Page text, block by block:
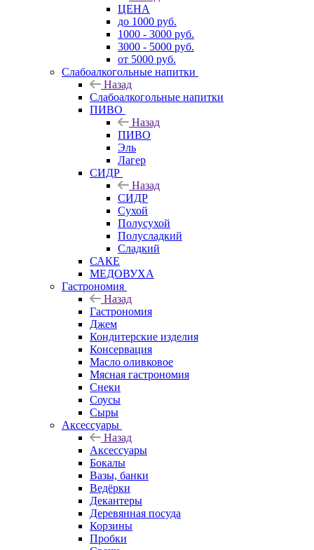
ЦЕНА
до 1000 руб.
1000 - 3000 руб.
3000 - 5000 руб.
от 5000 руб.
Слабоалкогольные напитки
Назад
Слабоалкогольные напитки
ПИВО
Назад
ПИВО
Эль
Лагер
СИДР
Назад
СИДР
Сухой
Полусухой
Полусладкий
Сладкий
САКЕ
МЕДОВУХА
Гастрономия
Назад
Гастрономия
Джем
Кондитерские изделия
Консервация
Масло оливковое
Мясная гастрономия
Снеки
Соусы
Сыры
Аксессуары
Назад
Аксессуары
Бокалы
Вазы, банки
Ведёрки
Декантеры
Деревянная посуда
Корзины
Пробки